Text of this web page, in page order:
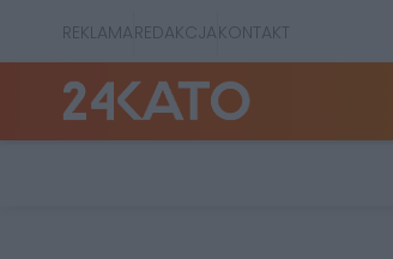
REKLAMAREDAKCJAKONTAKT